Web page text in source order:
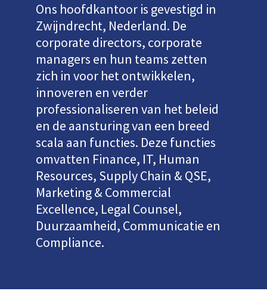
Ons hoofdkantoor is gevestigd in
Zwijndrecht, Nederland. De
corporate directors, corporate
managers en hun teams zetten
zich in voor het ontwikkelen,
innoveren en verder
professionaliseren van het beleid
en de aansturing van een breed
scala aan functies. Deze functies
omvatten Finance, IT, Human
Resources, Supply Chain & QSE,
Marketing & Commercial
Excellence, Legal Counsel,
Duurzaamheid, Communicatie en
Compliance.